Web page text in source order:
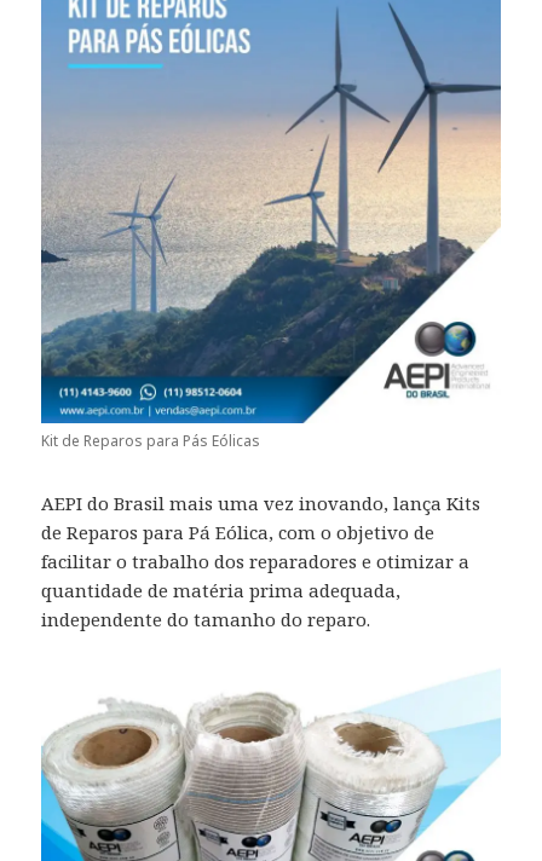
Kit de Reparos para Pás Eólicas
AEPI do Brasil mais uma vez inovando, lança Kits
de Reparos para Pá Eólica, com o objetivo de
facilitar o trabalho dos reparadores e otimizar a
quantidade de matéria prima adequada,
independente do tamanho do reparo.